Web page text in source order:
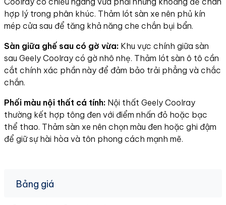
hợp lý trong phân khúc. Thảm lót sàn xe nên phủ kín
mép cửa sau để tăng khả năng che chắn bụi bẩn.
Sàn giữa ghế sau có gờ vừa: Khu vực chính giữa sàn
sau Geely Coolray có gờ nhô nhẹ. Thảm lót sàn ô tô cần
cắt chính xác phần này để đảm bảo trải phẳng và chắc
chắn.
Phối màu nội thất cá tính: Nội thất Geely Coolray
thường kết hợp tông đen với điểm nhấn đỏ hoặc bạc
thể thao. Thảm sàn xe nên chọn màu đen hoặc ghi đậm
để giữ sự hài hòa và tôn phong cách mạnh mẽ.
Bảng giá